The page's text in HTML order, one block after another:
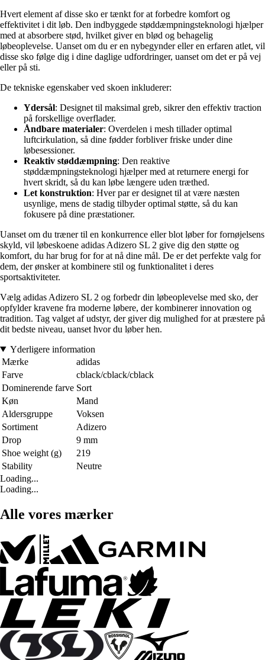
Hvert element af disse sko er tænkt for at forbedre komfort og
effektivitet i dit løb. Den indbyggede støddæmpningsteknologi hjælper
med at absorbere stød, hvilket giver en blød og behagelig
løbeoplevelse. Uanset om du er en nybegynder eller en erfaren atlet, vil
disse sko følge dig i dine daglige udfordringer, uanset om det er på vej
eller på sti.
De tekniske egenskaber ved skoen inkluderer:
Ydersål: Designet til maksimal greb, sikrer den effektiv traction
på forskellige overflader.
Åndbare materialer: Overdelen i mesh tillader optimal
luftcirkulation, så dine fødder forbliver friske under dine
løbesessioner.
Reaktiv støddæmpning: Den reaktive
støddæmpningsteknologi hjælper med at returnere energi for
hvert skridt, så du kan løbe længere uden træthed.
Let konstruktion: Hver par er designet til at være næsten
usynlige, mens de stadig tilbyder optimal støtte, så du kan
fokusere på dine præstationer.
Uanset om du træner til en konkurrence eller blot løber for fornøjelsens
skyld, vil løbeskoene adidas Adizero SL 2 give dig den støtte og
komfort, du har brug for for at nå dine mål. De er det perfekte valg for
dem, der ønsker at kombinere stil og funktionalitet i deres
sportsaktiviteter.
Vælg adidas Adizero SL 2 og forbedr din løbeoplevelse med sko, der
opfylder kravene fra moderne løbere, der kombinerer innovation og
tradition. Tag valget af udstyr, der giver dig mulighed for at præstere på
dit bedste niveau, uanset hvor du løber hen.
Yderligere information
Mærke
adidas
Farve
cblack/cblack/cblack
Dominerende farve Sort
Køn
Mand
Aldersgruppe
Voksen
Sortiment
Adizero
Drop
9 mm
Shoe weight (g)
219
Stability
Neutre
Loading...
Loading...
Alle vores mærker